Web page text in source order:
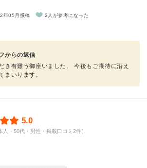
年05月投稿 2人が参考になった
からの返信
き有難う御座いました。 今後もご期待に沿え
まいります。
5.0
人・50代・男性・掲載口コミ2件）